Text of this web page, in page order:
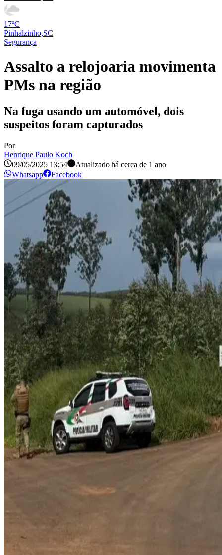
17ºC
Pinhalzinho,SC
Segurança
Assalto a relojoaria movimenta
PMs na região
Na fuga usando um automóvel, dois
suspeitos foram capturados
Por
Henrique Paulo Koch
09/05/2025 13:54
Atualizado há cerca de 1 ano
Whatsapp
Facebook